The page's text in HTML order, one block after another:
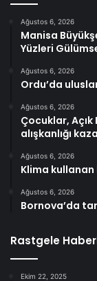
Ağustos 6, 2026
Manisa
Yüzleri
Ağustos 6, 2026
Ordu’da
Ağustos 6, 2026
Çocuklar,
alışkanlığı
Ağustos 6, 2026
Klima kullanan
Ağustos 6, 2026
Bornova’da
Rastgele
Ekim 22, 2025